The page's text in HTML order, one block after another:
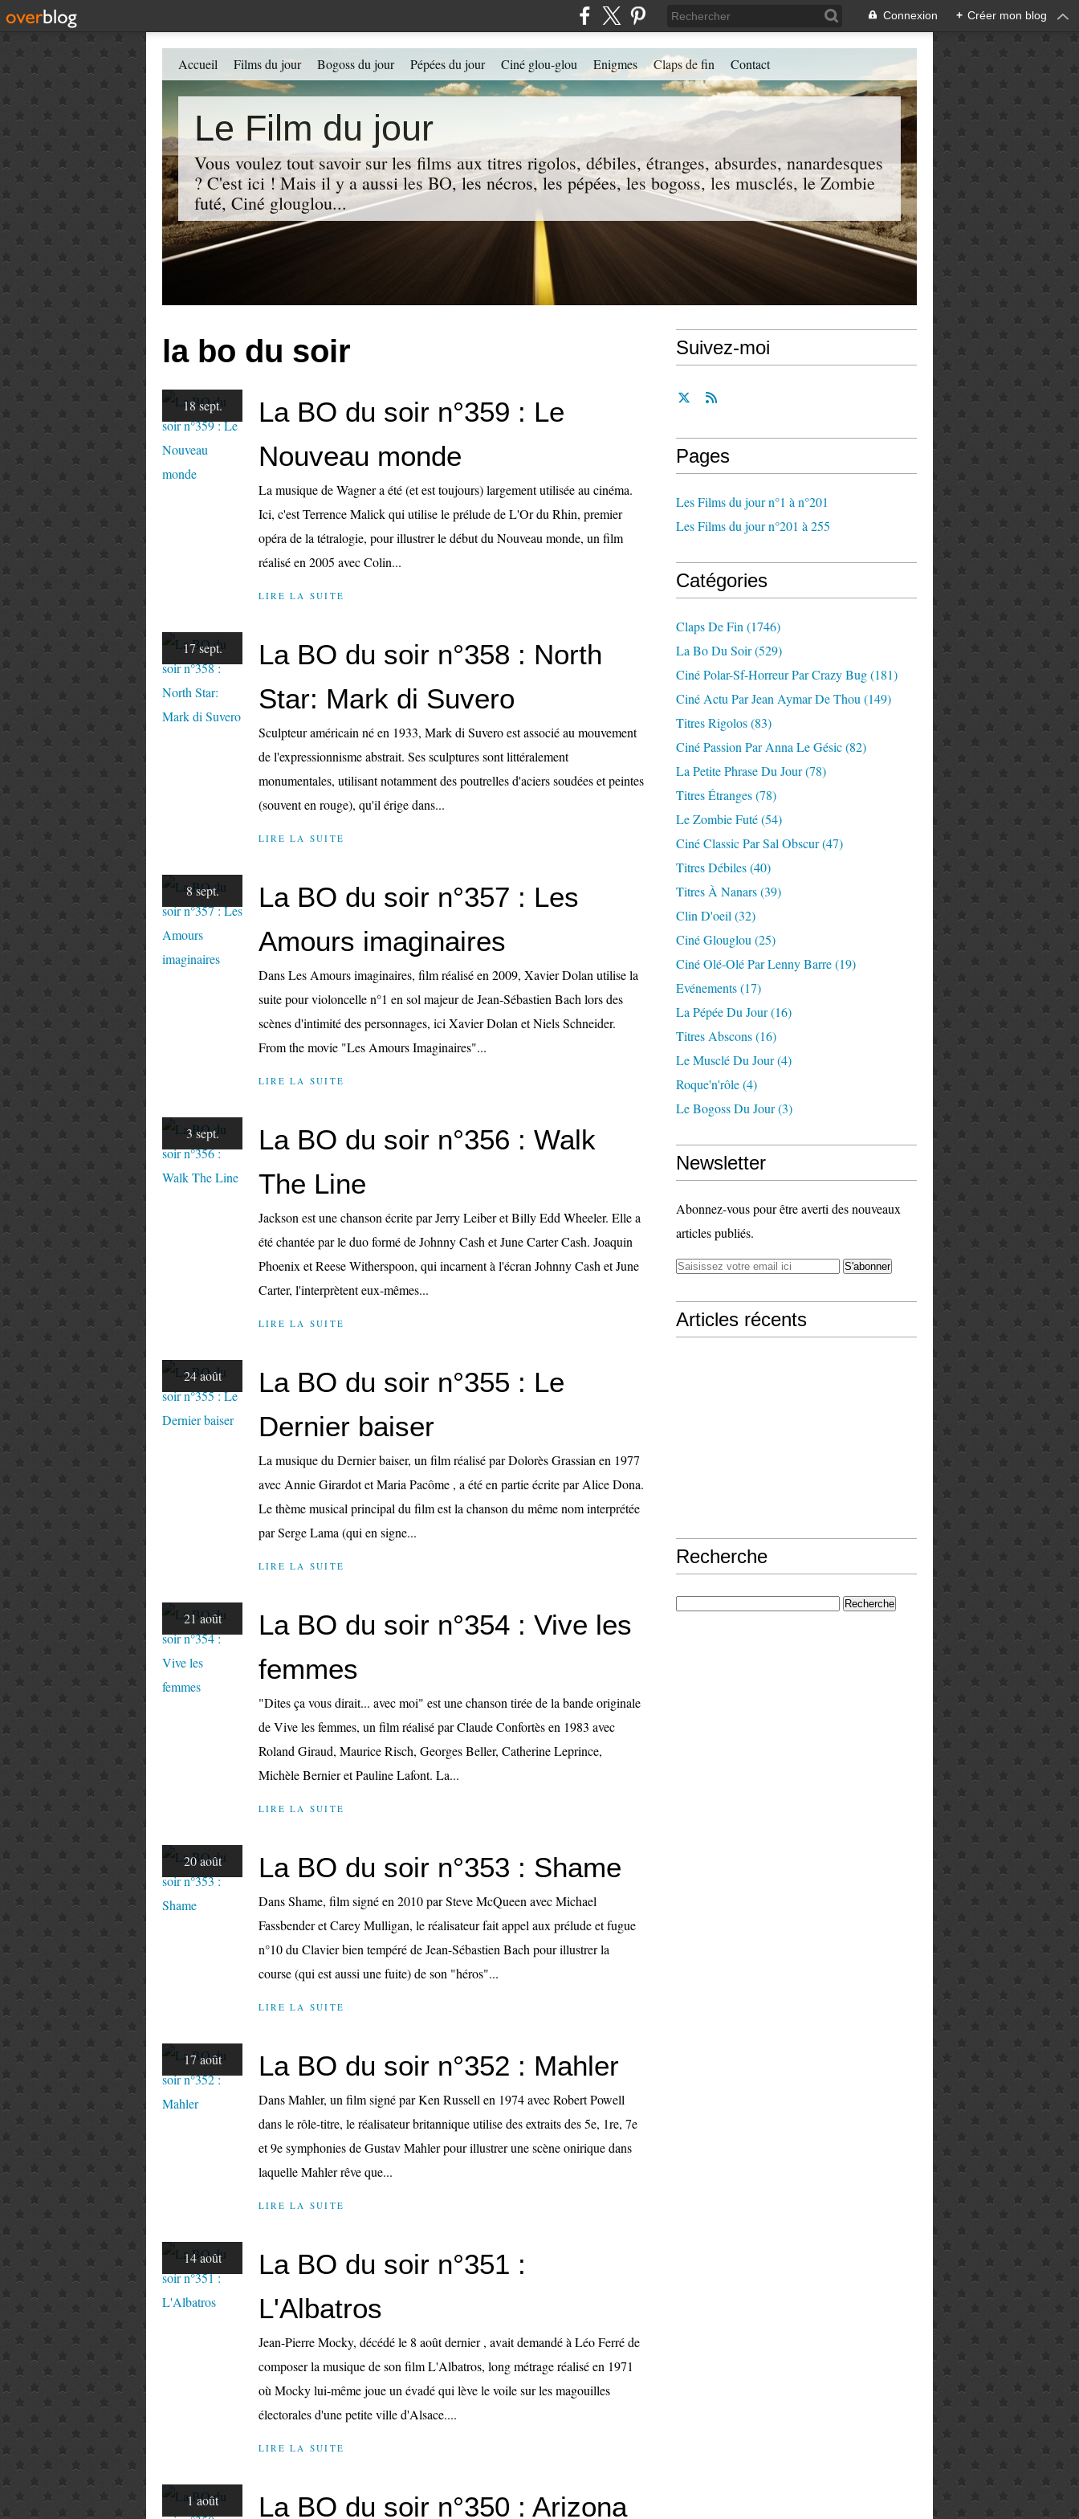
Connexion + Créer mon blog
Le Film du jour
Vous voulez tout savoir sur les films aux titres rigolos, débiles, étranges, absurdes, nanardesques
? C'est ici ! Mais il y a aussi les BO, les nécros, les pépées, les bogoss, les musclés, le Zombie
futé, Ciné glouglou...
Accueil Films du jour Bogoss du jour Pépées du jour Ciné glou-glou Enigmes Claps de fin Contact
la bo du soir
18 sept.
La BO du soir n°359 : Le
Nouveau monde
La musique de Wagner a été (et est toujours) largement utilisée au cinéma.
Ici, c'est Terrence Malick qui utilise le prélude de L'Or du Rhin, premier
opéra de la tétralogie, pour illustrer le début du Nouveau monde, un film
réalisé en 2005 avec Colin...
LIRE LA SUITE
17 sept.
La BO du soir n°358 : North
Star: Mark di Suvero
Sculpteur américain né en 1933, Mark di Suvero est associé au mouvement
de l'expressionnisme abstrait. Ses sculptures sont littéralement
monumentales, utilisant notamment des poutrelles d'aciers soudées et peintes
(souvent en rouge), qu'il érige dans...
LIRE LA SUITE
8 sept.
La BO du soir n°357 : Les
Amours imaginaires
Dans Les Amours imaginaires, film réalisé en 2009, Xavier Dolan utilise la
suite pour violoncelle n°1 en sol majeur de Jean-Sébastien Bach lors des
scènes d'intimité des personnages, ici Xavier Dolan et Niels Schneider.
From the movie "Les Amours Imaginaires"...
LIRE LA SUITE
3 sept.
La BO du soir n°356 : Walk
The Line
Jackson est une chanson écrite par Jerry Leiber et Billy Edd Wheeler. Elle a
été chantée par le duo formé de Johnny Cash et June Carter Cash. Joaquin
Phoenix et Reese Witherspoon, qui incarnent à l'écran Johnny Cash et June
Carter, l'interprètent eux-mêmes...
LIRE LA SUITE
24 août
La BO du soir n°355 : Le
Dernier baiser
La musique du Dernier baiser, un film réalisé par Dolorès Grassian en 1977
avec Annie Girardot et Maria Pacôme , a été en partie écrite par Alice Dona.
Le thème musical principal du film est la chanson du même nom interprétée
par Serge Lama (qui en signe...
LIRE LA SUITE
21 août
La BO du soir n°354 : Vive les
femmes
"Dites ça vous dirait... avec moi" est une chanson tirée de la bande originale
de Vive les femmes, un film réalisé par Claude Confortès en 1983 avec
Roland Giraud, Maurice Risch, Georges Beller, Catherine Leprince,
Michèle Bernier et Pauline Lafont. La...
LIRE LA SUITE
20 août La BO du soir n°353 : Shame
Dans Shame, film signé en 2010 par Steve McQueen avec Michael
Fassbender et Carey Mulligan, le réalisateur fait appel aux prélude et fugue
n°10 du Clavier bien tempéré de Jean-Sébastien Bach pour illustrer la
course (qui est aussi une fuite) de son "héros"...
LIRE LA SUITE
17 août La BO du soir n°352 : Mahler
Dans Mahler, un film signé par Ken Russell en 1974 avec Robert Powell
dans le rôle-titre, le réalisateur britannique utilise des extraits des 5e, 1re, 7e
et 9e symphonies de Gustav Mahler pour illustrer une scène onirique dans
laquelle Mahler rêve que...
LIRE LA SUITE
14 août
La BO du soir n°351 :
L'Albatros
Jean-Pierre Mocky, décédé le 8 août dernier , avait demandé à Léo Ferré de
composer la musique de son film L'Albatros, long métrage réalisé en 1971
où Mocky lui-même joue un évadé qui lève le voile sur les magouilles
électorales d'une petite ville d'Alsace....
LIRE LA SUITE
1 août La BO du soir n°350 : Arizona
Suivez-moi
Pages
Les Films du jour n°1 à n°201
Les Films du jour n°201 à 255
Catégories
Claps De Fin (1746)
La Bo Du Soir(529)
Ciné Polar-Sf-Horreur Par Crazy Bug(181)
Ciné Actu Par Jean Aymar De Thou (149)
Titres Rigolos(83)
Ciné Passion Par Anna Le Gésic(82)
La Petite Phrase Du Jour(78)
Titres Étranges(78)
Le Zombie Futé(54)
Ciné Classic Par Sal Obscur(47)
Titres Débiles(40)
Titres À Nanars(39)
Clin D'oeil (32)
Ciné Glouglou (25)
Ciné Olé-Olé Par Lenny Barre(19)
Evénements(17)
La Pépée Du Jour(16)
Titres Abscons(16)
Le Musclé Du Jour(4)
Roque'n'rôle(4)
Le Bogoss Du Jour(3)
Newsletter
Abonnez-vous pour être averti des nouveaux
articles publiés.
Articles récents
Recherche